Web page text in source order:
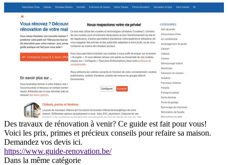
Des travaux de rénovation à venir? Ce guide est fait pour vous!
Voici les prix, primes et précieux conseils pour refaire sa maison.
Demandez vos devis ici.
https://www.guide-renovation.be/
Dans la même catégorie